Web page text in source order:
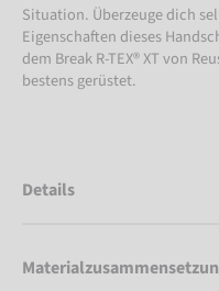
Situation. Überzeuge dich
Eigenschaften dieses
dem Break R-TEX® XT von
bestens gerüstet.
Details